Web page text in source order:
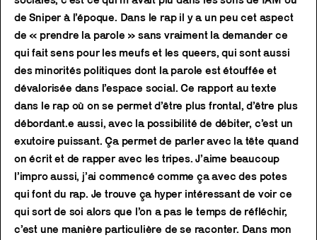
de Sniper à l’époque. Dans le rap il y a un peu cet aspect
de « prendre la parole » sans vraiment la demander ce
qui fait sens pour les meufs et les queers, qui sont aussi
des minorités politiques dont la parole est étouffée et
dévalorisée dans l’espace social. Ce rapport au texte
dans le rap où on se permet d’être plus frontal, d’être plus
débordant.e aussi, avec la possibilité de débiter, c’est un
exutoire puissant. Ça permet de parler avec la tête quand
on écrit et de rapper avec les tripes. J’aime beaucoup
l’impro aussi, j’ai commencé comme ça avec des potes
qui font du rap. Je trouve ça hyper intéressant de voir ce
qui sort de soi alors que l’on a pas le temps de réfléchir,
c’est une manière particulière de se raconter. Dans mon